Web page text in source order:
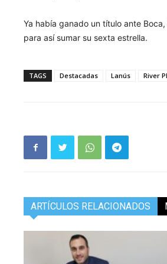
Ya había ganado un título ante
para así sumar su sexta estrella.
TAGS Destacadas Lanús River
ARTÍCULOS RELACIONADOS